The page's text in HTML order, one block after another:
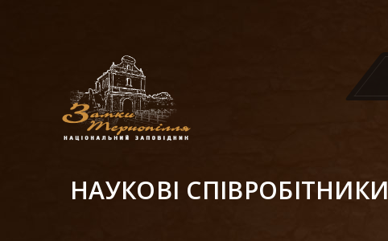
НАУКОВІ СПІВРОБІТНИКИ